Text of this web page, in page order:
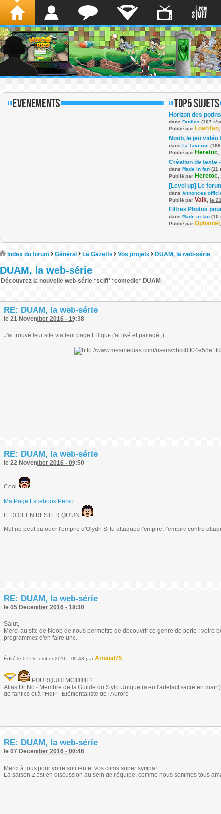
Horizon des potins
dans Fanfics (107
Publié par LoanTan
Noob, le jeu vidéo !
dans La Taverne
Publié par Heretoc
Création de texte
dans Made in fan (11
Publié par Heretoc
[Level up] Le
dans Annonces
Publié par Valk le
Filtres Photos
dans Made in fan (10
Publié par Ophaniel
Index du forum Général La Gazette Vos projets DUAM, la web-série
DUAM, la web-série
Découvrez la nouvelle web-série *scifi* *comedie* DUAM
RE: DUAM, la web-série
le 21 November 2016 - 19:38
J'ai trouvé leur site via leur page FB que j'ai liké et partagé ;)
RE: DUAM, la web-série
le 22 November 2016 - 09:50
Cool
Ma Page Facebook Perso
IL DOIT EN RESTER QU'UN
Nul ne peut bafouer l'empire d'Olydri Si tu attaques l'empire, l'empire contre
RE: DUAM, la web-série
le 05 December 2016 - 18:30
Salut,
Merci au site de Noob de nous permettre de découvrir ce genre de perle : votre
programmez d'en faire une.
Édité le 07 December 2016 - 09:43 par Arnaud75
POURQUOI MOIIIIIIIII ?
Alias Dr No - Membre de la Guilde du Stylo Unique (a eu l'artefact sacré en
de fanfics et à l'HdP - Elémentaliste de l'Aurore
RE: DUAM, la web-série
le 07 December 2016 - 00:46
Merci à tous pour votre soutien et vos coms super sympa!
La saison 2 est en discussion au sein de l'équipe, comme nous sommes tous